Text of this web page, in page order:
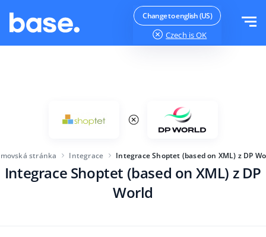
Change to english (US)
Czech is OK
Produktový manažer
Velikost společnosti
Pro začínající e-commerce
Ceník
Přihlásit se
stránka Integrace Integrace Shoptet (based on XML) z DP
Integrace Shoptet (based on XML) z DP
World